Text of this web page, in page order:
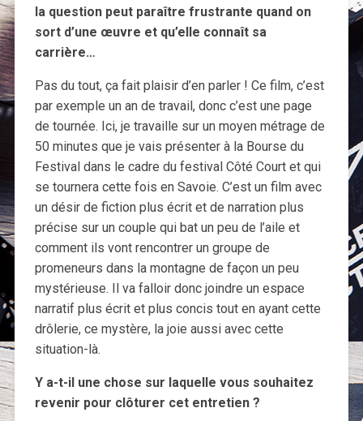
la question peut paraître frustrante quand on
sort d’une œuvre et qu’elle connaît sa
carrière…
Pas du tout, ça fait plaisir d’en parler ! Ce film, c’est
par exemple un an de travail, donc c’est une page
de tournée. Ici, je travaille sur un moyen métrage de
50 minutes que je vais présenter à la Bourse du
Festival dans le cadre du festival Côté Court et qui
se tournera cette fois en Savoie. C’est un film avec
un désir de fiction plus écrit et de narration plus
précise sur un couple qui bat un peu de l’aile et
comment ils vont rencontrer un groupe de
promeneurs dans la montagne de façon un peu
mystérieuse. Il va falloir donc joindre un espace
narratif plus écrit et plus concis tout en ayant cette
drôlerie, ce mystère, la joie aussi avec cette
situation-là.
Y a-t-il une chose sur laquelle vous souhaitez
revenir pour clôturer cet entretien ?